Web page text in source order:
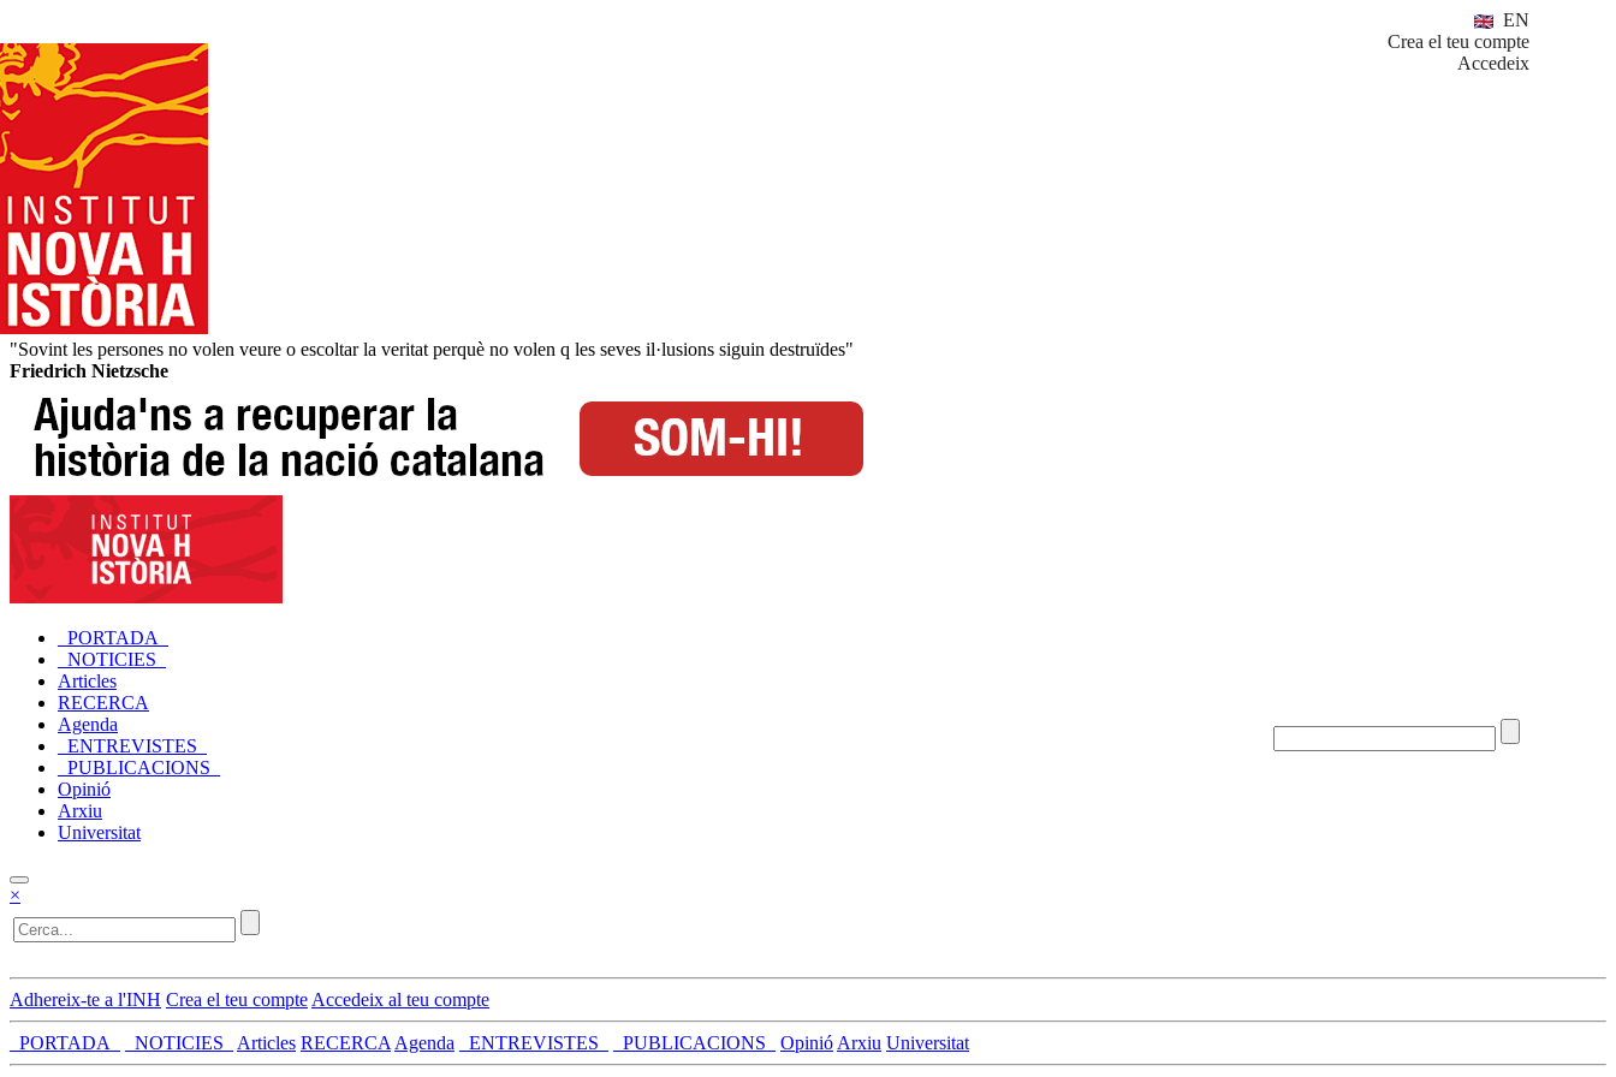
EN
Crea el teu compte
Accedeix
"Sovint les persones no volen veure o escoltar la veritat perquè no volen q les seves il·lusions siguin destruïdes"
Friedrich Nietzsche
_PORTADA_
_NOTICIES_
Articles
RECERCA
Agenda
_ENTREVISTES_
_PUBLICACIONS_
Opinió
Arxiu
Universitat
×
Adhereix-te a l'INH Crea el teu compte Accedeix al teu compte
_PORTADA_ _NOTICIES_ Articles RECERCA Agenda _ENTREVISTES_ _PUBLICACIONS_ Opinió Arxiu Universitat